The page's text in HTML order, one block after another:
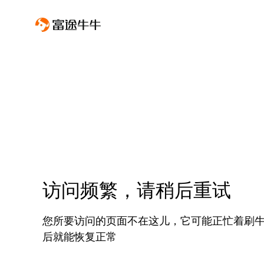
访问频繁，请稍后重试
您所要访问的页面不在这儿，它可能正忙着刷
后就能恢复正常